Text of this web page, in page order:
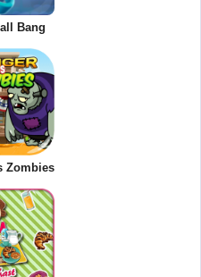
Bang
Zombies